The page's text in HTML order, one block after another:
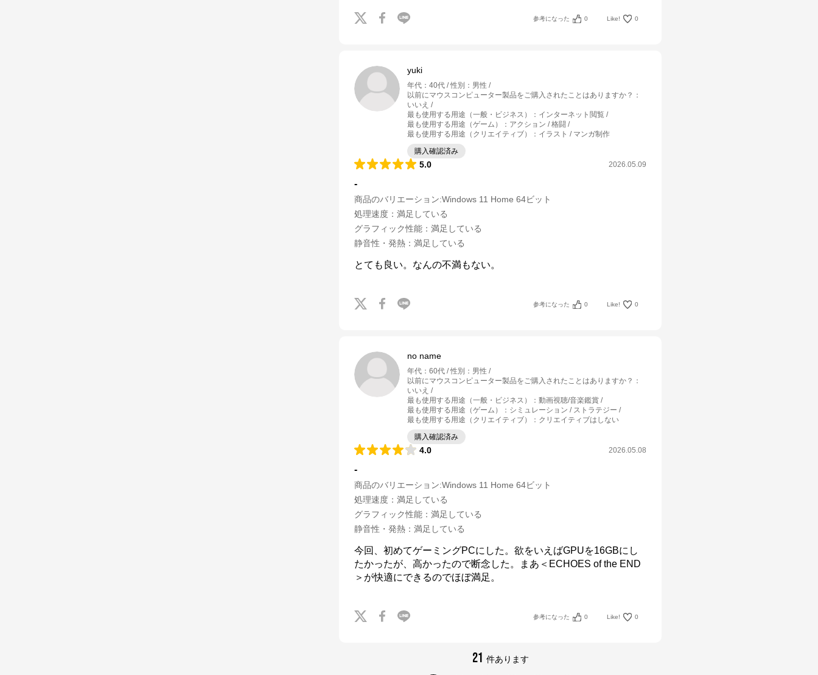
参考になった 0 Like! 0
yuki
年代 ： 40代 性別 ： 男性
以前にマウスコンピューター製品をご購入されたことはありますか？ ：
いいえ
最も使用する用途（一般・ビジネス）
： インターネット閲覧
最も使用する用途（ゲーム）
： アクション / 格闘
最も使用する用途（クリエイティブ）
： イラスト / マンガ制作
購入確認済み
5.0 2026.05.09
-
商品のバリエーション:Windows 11 Home 64ビット
処理速度 ： 満足している
グラフィック性能 ： 満足している
静音性・発熱 ： 満足している
とても良い。なんの不満もない。
参考になった 0 Like! 0
no name
年代 ： 60代 性別 ： 男性
以前にマウスコンピューター製品をご購入されたことはありますか？ ：
いいえ
最も使用する用途（一般・ビジネス）
： 動画視聴/音楽鑑賞
最も使用する用途（ゲーム）
： シミュレーション / ストラテジー
最も使用する用途（クリエイティブ）
： クリエイティブはしない
購入確認済み
4.0 2026.05.08
-
商品のバリエーション:Windows 11 Home 64ビット
処理速度 ： 満足している
グラフィック性能 ： 満足している
静音性・発熱 ： 満足している
今回、初めてゲーミングPCにした。欲をいえばGPUを16GBにし
たかったが、高かったので断念した。まあ＜ECHOES of the END
＞が快適にできるのでほぼ満足。
参考になった 0 Like! 0
21 件あります